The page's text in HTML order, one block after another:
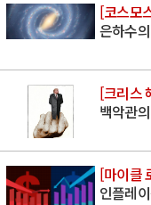
[코스모
은하수
[크리스
백악관
[마이클
인플레